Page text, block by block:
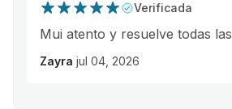
Verificada
Mui atento y resuelve todas
Zayra jul 04, 2026